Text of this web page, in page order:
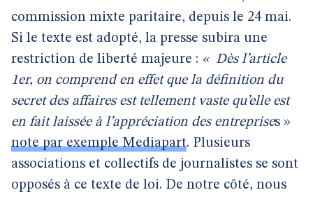
commission mixte paritaire, depuis le 24 mai.
Si le texte est adopté, la presse subira une
restriction de liberté majeure : « Dès l’article
1er, on comprend en effet que la définition du
secret des affaires est tellement vaste qu’elle est
en fait laissée à l’appréciation des entreprises »
note par exemple Mediapart. Plusieurs
associations et collectifs de journalistes se sont
opposés à ce texte de loi. De notre côté, nous